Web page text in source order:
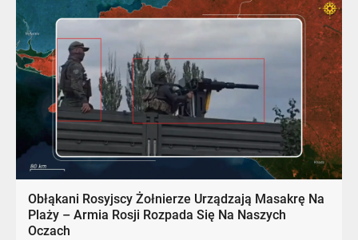
Obłąkani Rosyjscy Żołnierze Urządzają Masakrę Na
Plaży – Armia Rosji Rozpada Się Na Naszych
Oczach